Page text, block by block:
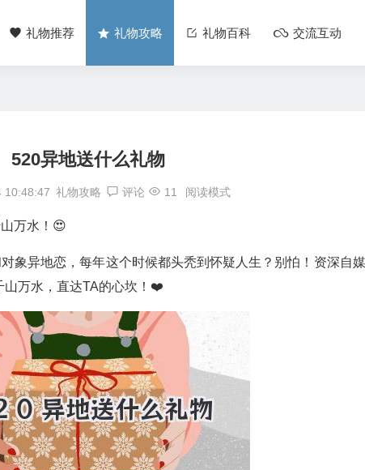
礼物推荐 礼物攻略 礼物百科 交流互动
520异地送什么礼物
10:48:47 礼物攻略 评论 11 阅读模式
万水！😍
象异地恋，每年这个时候都头秃到怀疑人生？别怕！资深自
山万水，直达TA的心坎！❤️